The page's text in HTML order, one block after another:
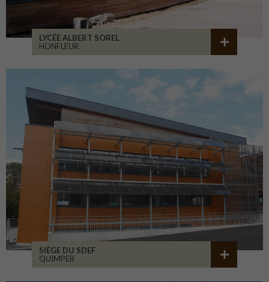
LYCÉE ALBERT SOREL
HONFLEUR
SIÈGE DU SDEF
QUIMPER